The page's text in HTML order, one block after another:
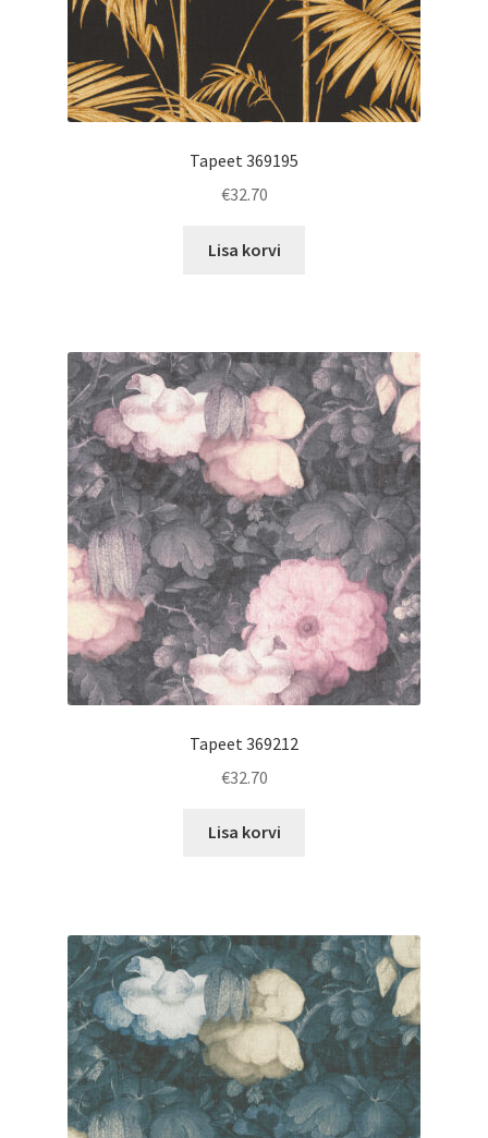
Tapeet 369195
€32.70
Lisa korvi
Tapeet 369212
€32.70
Lisa korvi